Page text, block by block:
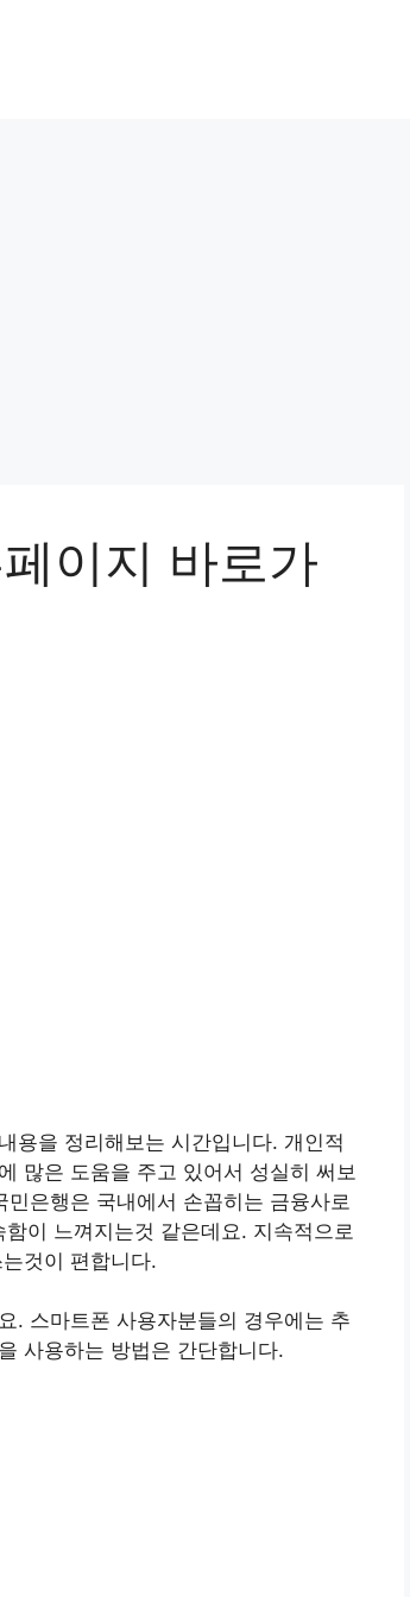
이지 바로가
용을 정리해보는 시간입니다. 개인적
많은 도움을 주고 있어서 성실히 써보
은행은 국내에서 손꼽히는 금융사로
이 느껴지는것 같은데요. 지속적으로
것이 편합니다.
. 스마트폰 사용자분들의 경우에는 추
사용하는 방법은 간단합니다.